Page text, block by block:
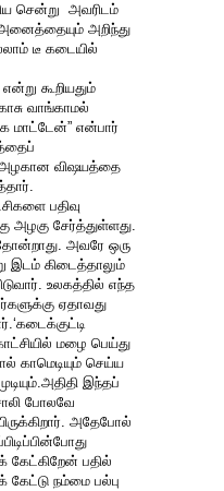
சென்று அவரிடம்
அறிந்து
டீ கடையில்
கூறியதும்
வாங்காமல்
மாட்டேன்” என்பார்
அழகான விஷயத்தை
பதிவு
அழகு சேர்த்துள்ளது.
அவரே ஒரு
இடம் கிடைத்தாலும்
உலகத்தில் எந்த
ஏதாவது
மழை பெய்து
காமெடியும் செய்ய
இந்தப்
போலவே
அதேபோல்
கேட்கிறேன் பதில்
நம்மை பல்பு